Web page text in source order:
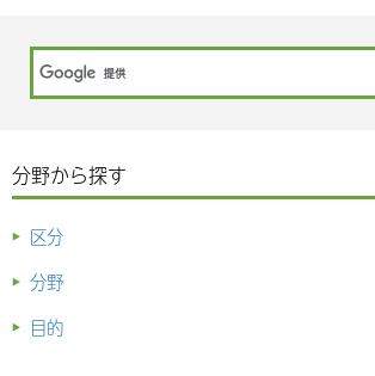
分野から探す
区分
分野
目的